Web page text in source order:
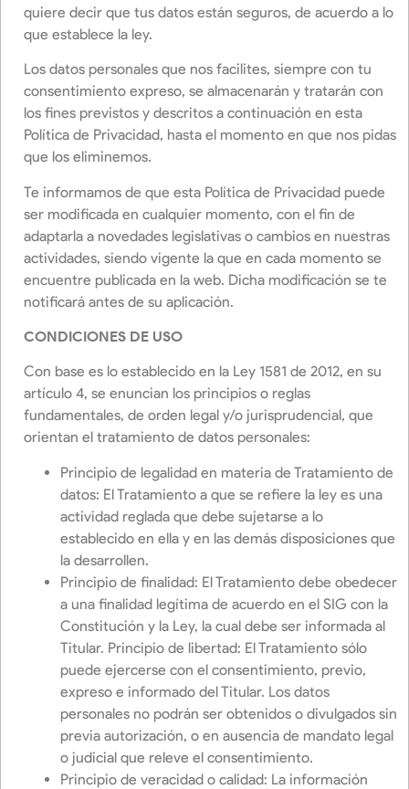
quiere decir que tus datos están seguros, de acuerdo a lo
que establece la ley.
Los datos personales que nos facilites, siempre con tu
consentimiento expreso, se almacenarán y tratarán con
los fines previstos y descritos a continuación en esta
Política de Privacidad, hasta el momento en que nos pidas
que los eliminemos.
Te informamos de que esta Política de Privacidad puede
ser modificada en cualquier momento, con el fin de
adaptarla a novedades legislativas o cambios en nuestras
actividades, siendo vigente la que en cada momento se
encuentre publicada en la web. Dicha modificación se te
notificará antes de su aplicación.
CONDICIONES DE USO
Con base es lo establecido en la Ley 1581 de 2012, en su
artículo 4, se enuncian los principios o reglas
fundamentales, de orden legal y/o jurisprudencial, que
orientan el tratamiento de datos personales:
Principio de legalidad en materia de Tratamiento de
datos: El Tratamiento a que se refiere la ley es una
actividad reglada que debe sujetarse a lo
establecido en ella y en las demás disposiciones que
la desarrollen.
Principio de finalidad: El Tratamiento debe obedecer
a una finalidad legítima de acuerdo en el SIG con la
Constitución y la Ley, la cual debe ser informada al
Titular. Principio de libertad: El Tratamiento sólo
puede ejercerse con el consentimiento, previo,
expreso e informado del Titular. Los datos
personales no podrán ser obtenidos o divulgados sin
previa autorización, o en ausencia de mandato legal
o judicial que releve el consentimiento.
Principio de veracidad o calidad: La información